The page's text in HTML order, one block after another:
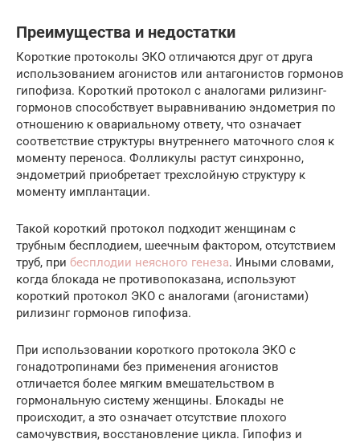
Преимущества и недостатки
Короткие протоколы ЭКО отличаются друг от друга
использованием агонистов или антагонистов гормонов
гипофиза. Короткий протокол с аналогами рилизинг-
гормонов способствует выравниванию эндометрия по
отношению к овариальному ответу, что означает
соответствие структуры внутреннего маточного слоя к
моменту переноса. Фолликулы растут синхронно,
эндометрий приобретает трехслойную структуру к
моменту имплантации.
Такой короткий протокол подходит женщинам с
трубным бесплодием, шеечным фактором, отсутствием
труб, при бесплодии неясного генеза. Иными словами,
когда блокада не противопоказана, используют
короткий протокол ЭКО с аналогами (агонистами)
рилизинг гормонов гипофиза.
При использовании короткого протокола ЭКО с
гонадотропинами без применения агонистов
отличается более мягким вмешательством в
гормональную систему женщины. Блокады не
происходит, а это означает отсутствие плохого
самочувствия, восстановление цикла. Гипофиз и